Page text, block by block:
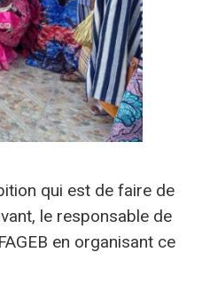
qui est de faire de
le responsable de
en organisant ce